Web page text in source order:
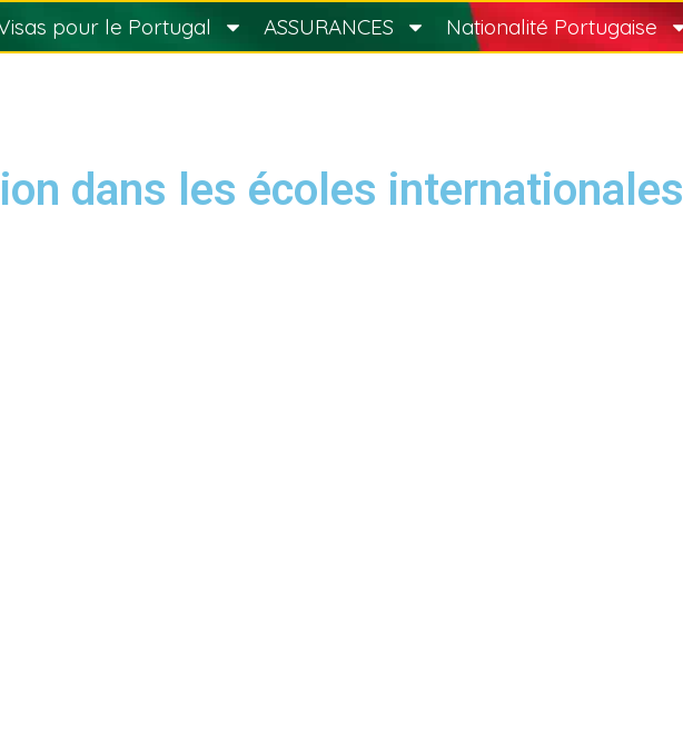
pour le Portugal ASSURANCES Nationalité Portugaise
dans les écoles internationales